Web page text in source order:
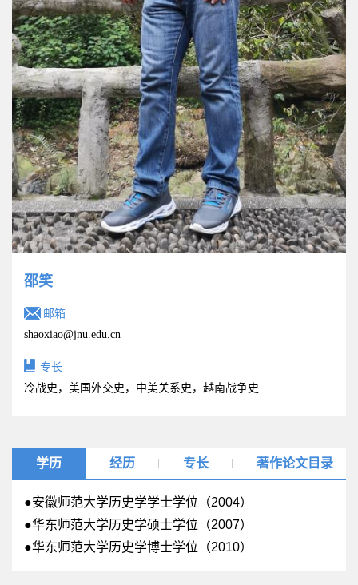
邵笑
邮箱
shaoxiao@jnu.edu.cn
专长
冷战史，美国外交史，中美关系史，越南战争史
学历 经历 专长 著作论文目录
●安徽师范大学历史学学士学位（2004）
●华东师范大学历史学硕士学位（2007）
●华东师范大学历史学博士学位（2010）